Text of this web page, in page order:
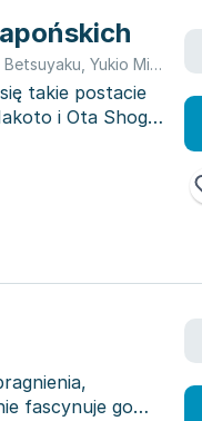
Betsuyaku Yukio Mishima
takie postacie
i Ota Shogo.
fascynuje go